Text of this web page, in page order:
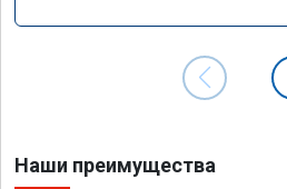
Наши преимущества